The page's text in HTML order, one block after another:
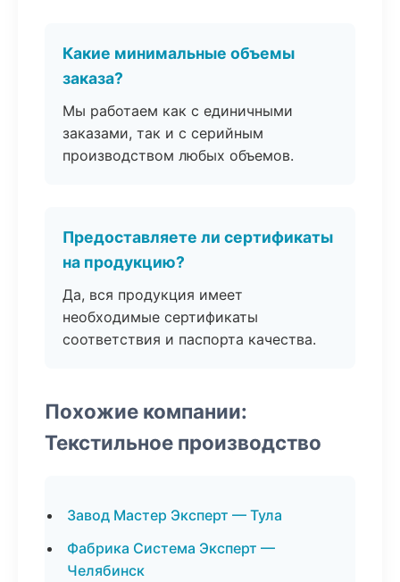
Какие минимальные объемы
заказа?
Мы работаем как с единичными
заказами, так и с серийным
производством любых объемов.
Предоставляете ли сертификаты
на продукцию?
Да, вся продукция имеет
необходимые сертификаты
соответствия и паспорта качества.
Похожие компании:
Текстильное производство
Завод Мастер Эксперт — Тула
Фабрика Система Эксперт —
Челябинск